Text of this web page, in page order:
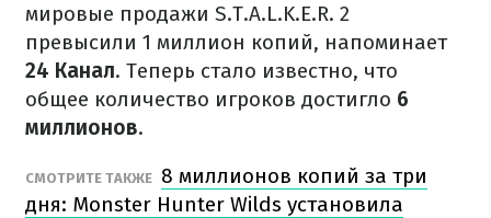
мировые продажи S.T.A.L.K.E.R. 2
превысили 1 миллион копий, напоминает
24 Канал. Теперь стало известно, что
общее количество игроков достигло 6
миллионов.
СМОТРИТЕ ТАКЖЕ 8 миллионов копий за три
дня: Monster Hunter Wilds установила